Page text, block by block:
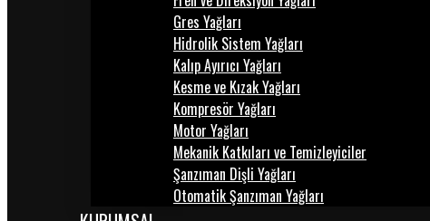
Gres Yağları
Hidrolik Sistem Yağları
Kalıp Ayırıcı Yağları
Kesme ve Kızak Yağları
Kompresör Yağları
Motor Yağları
Mekanik Katkıları ve Temizleyiciler
Şanzıman Dişli Yağları
Otomatik Şanzıman Yağları